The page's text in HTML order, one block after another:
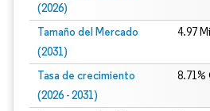
(2026)
Tamaño del Mercado
(2031)
4.97
Tasa de crecimiento
(2026 - 2031)
8.71%